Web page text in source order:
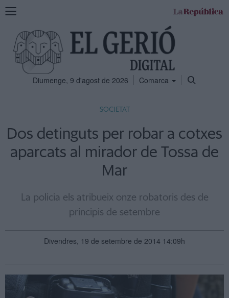
Mostra
navegació
Diumenge, 9 d'agost de 2026 Comarca
SOCIETAT
Dos detinguts per robar a cotxes
aparcats al mirador de Tossa de
Mar
La policia els atribueix onze robatoris des de
principis de setembre
Divendres, 19 de setembre de 2014 14:09h